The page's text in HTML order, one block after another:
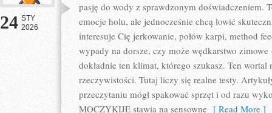
24 STY
2026
pasję do wody z sprawdzonym doświadczeniem.
emocje holu, ale jednocześnie chcą łowić
interesuje Cię jerkowanie, połów karpi, method
wypady na dorsze, czy może wędkarstwo
dokładnie ten klimat, którego szukasz. Ten
rzeczywistości. Tutaj liczy się realne testy.
przeczytaniu mógł spakować sprzęt i od razu
MOCZYKIJE stawia na sensowne [ Read More ]